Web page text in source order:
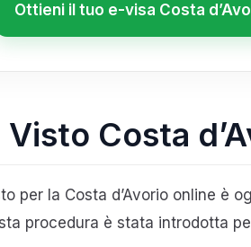
Ottieni il tuo e-visa Costa
Visto Costa
per la Costa d’Avorio online
procedura è stata introdotta